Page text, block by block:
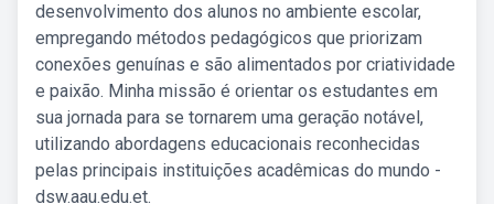
desenvolvimento dos alunos no ambiente escolar,
empregando métodos pedagógicos que priorizam
conexões genuínas e são alimentados por criatividade
e paixão. Minha missão é orientar os estudantes em
sua jornada para se tornarem uma geração notável,
utilizando abordagens educacionais reconhecidas
pelas principais instituições acadêmicas do mundo -
dsw.aau.edu.et.